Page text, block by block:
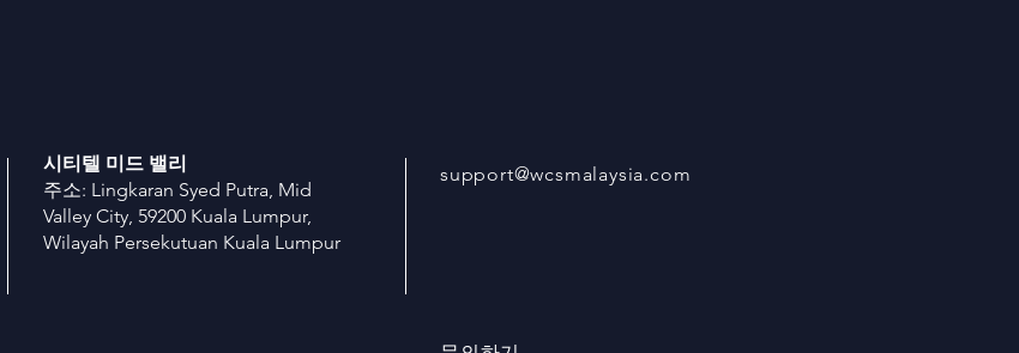
시티텔 미드 밸리
주소: Lingkaran Syed Putra, Mid
Valley City, 59200 Kuala Lumpur,
Wilayah Persekutuan Kuala Lumpur
support@wcsmalaysia.com